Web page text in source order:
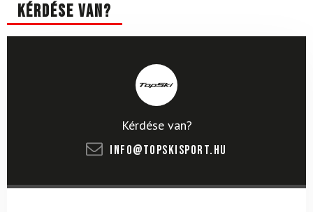
Kérdése van?
Kérdése van?
info@topskisport.hu